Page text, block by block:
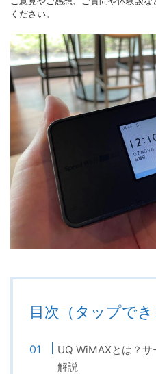
ください。
目次（タップでき
UQ WiMAXとは？
解説